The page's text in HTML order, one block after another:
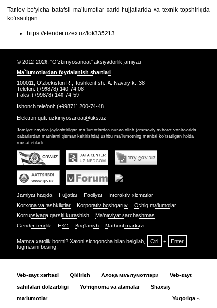
Tanlov bo‘yicha batafsil ma’lumotlar xarid hujjatlarida va texnik topshiriqda
ko‘rsatilgan:
https://etender.uzex.uz/lot/335213
© 2012-2026, "O'zkimyosanoat" aksiyadorlik jamiyati
Ma`lumotlardan foydalanish shartlari
100011, O'zbekiston R., Toshkent sh., A. Navoiy k., 38
Telefon: (+99878) 140-74-08
Faks: (+99878) 140-74-59
Ishonch telefoni: (+99871) 200-74-48
Elektron quti: uzkimyosanoat@uks.uz
Jamiyat saytida joylashtirilgan ma`lumotlardan nusxa olish (ommaviy axborot vositalarida
xabarlardan matnlarni qisman keltirishda) ushbu ma`lumotning manbai ko'rsatilgan holda
ruxsat etiladi.
Jamiyat haqida Hujjatlar Faoliyat
Interaktiv xizmatlar
Korxona va tashkilotlar
Korporativ boshqaruv
Ochiq ma'lumotlar
Korrupsiyaga qarshi kurashish
Ma'naviyat sarchashmasi
Gender tenglik
ESG Bog‘lanish Matbuot markazi
Matnda xatolik bormi? Xatoni sichqoncha bilan belgilab, Ctrl +
Enter
tugmasini bosing.
Veb-sayt xaritasi Qidirish Алоқа маълумотлари
Veb-sayt
sahifalari dolzarbligi
Yo‘riqnoma va atamalar
Shaxsiy
maʼlumotlar
Yuqoriga